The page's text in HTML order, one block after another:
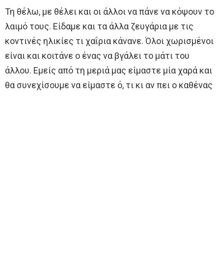
Τη θέλω, με θέλει και οι άλλοι να πάνε να κόψουν το
λαιμό τους. Είδαμε και τα άλλα ζευγάρια με τις
κοντινές ηλικίες τι χαΐρια κάνανε. Όλοι χωρισμένοι
είναι και κοιτάνε ο ένας να βγάλει το μάτι του
άλλου. Εμείς από τη μεριά μας είμαστε μία χαρά και
θα συνεχίσουμε να είμαστε ό, τι κι αν πει ο καθένας